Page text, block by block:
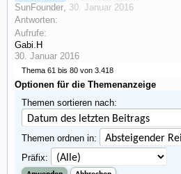
SunFounder, 30. Januar 2016
Antworten:
Aufrufe:
Gabi.H
30. Januar 2016
Thema 61 bis 80 von 3.418
Optionen für die Themenanzeige
Themen sortieren nach:
Themen ordnen in:
Präfix: